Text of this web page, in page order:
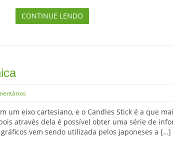
CONTINUE LENDO
um eixo cartesiano, e o Candles Stick é a que
através dela é possível obter uma série de
vem sendo utilizada pelos japoneses a […]